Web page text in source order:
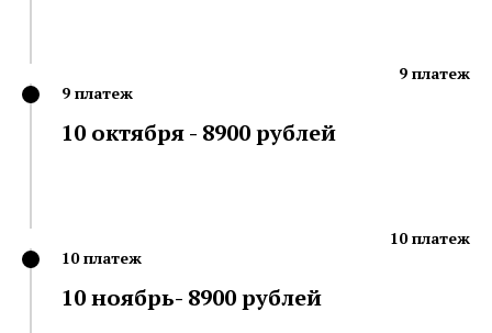
9 платеж
9 платеж
10 октября - 8900 рублей
10 платеж
10 платеж
10 ноябрь- 8900 рублей